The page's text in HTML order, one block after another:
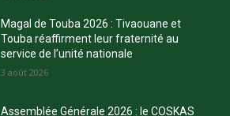
Magal de Touba 2026 : Tivaouane et
Touba réaffirment leur fraternité au
service de l’unité nationale
3 août 2026
Assemblée Générale 2026 : le COSKAS